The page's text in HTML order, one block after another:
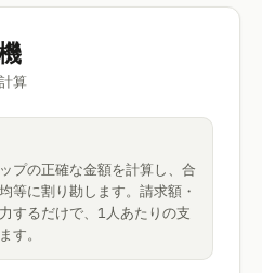
算
プの正確な金額を計算し、合
等に割り勘します。請求額・
するだけで、1人あたりの支
す。